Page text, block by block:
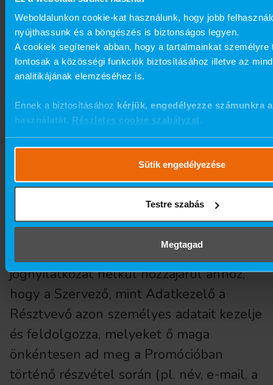
Weboldalunkon cookie-kat használunk, hogy jobb
nyújthassunk és a böngészés is biztonságos legyen.
A cookiek segítenek abban, hogy a tartalmainkat személyre
fontosak a közösségi funkciók biztosításához illetve az
analitikájának elemzéséhez is.
Ennek a biztosításához kérjük, engedélyezze számunkra
használatát. Részletes cookie szabályzat.
Sütik engedélyezése
Testre szabás
Megtagad
Névazonosság esetén a Nyertes a
regisztráció során megadott adatai
alapján kerül azonosításra.
A Résztvevő kifejezetten tudomásul
veszi, hogy nem jogosult
ellenszolgáltatásra az adatainak a
Promócióval összefüggésben történő
nyilvános közzététele esetében, továbbá
azt semmilyen jogcímen nem
kifogásolhatja, nem sérelmezheti.
A Résztvevő a Promócióban történő
részvétellel minden további
jognyilatkozat nélkül hozzájárul ahhoz,
hogy a Szervező, mint Adatkezelő a
Résztvevő azon személyes adatait kezelje
és feldolgozza, melyeket ő maga
önkéntesen ad meg a Promócióban
történő részvétel során (pl. név, e-mail, a